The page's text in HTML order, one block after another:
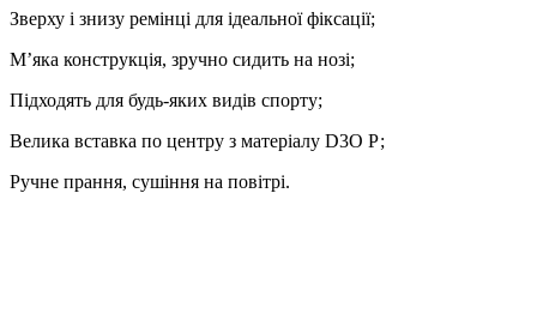
Зверху і знизу ремінці для ідеальної фіксації;
М’яка конструкція, зручно сидить на нозі;
Підходять для будь-яких видів спорту;
Велика вставка по центру з матеріалу D3O Р;
Ручне прання, сушіння на повітрі.